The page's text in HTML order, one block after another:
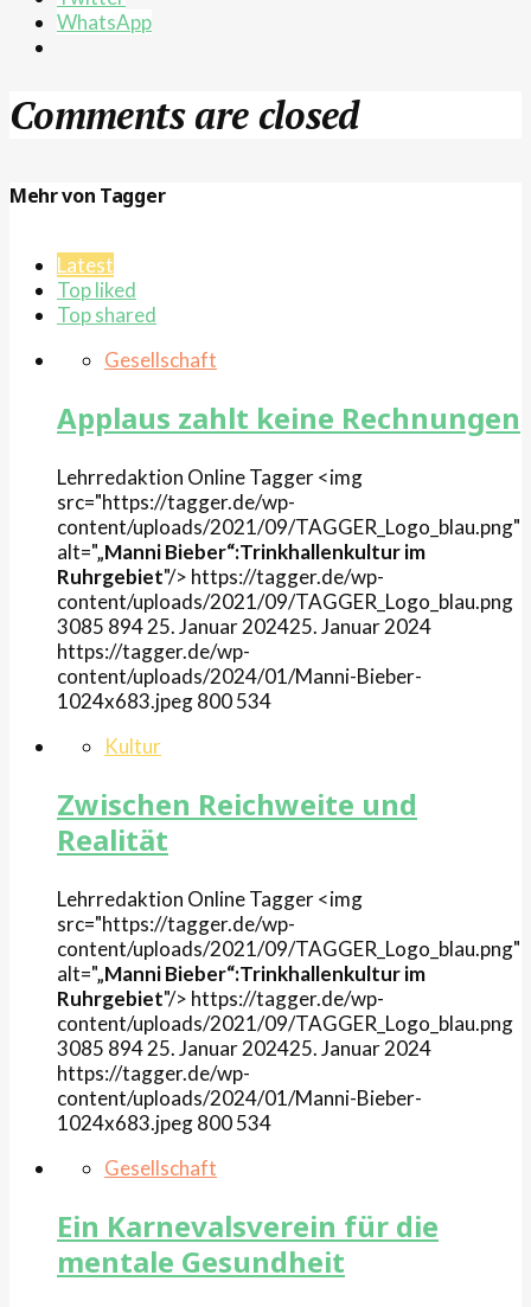
WhatsApp
Comments are closed
Mehr von Tagger
Latest
Top liked
Top shared
Gesellschaft
Applaus zahlt keine Rechnungen
Lehrredaktion OnlineTagger<img
src="https://tagger.de/wp-
content/uploads/2021/09/TAGGER_Logo_blau.png"
alt="„Manni Bieber“:Trinkhallenkultur im
Ruhrgebiet"/> https://tagger.de/wp-
content/uploads/2021/09/TAGGER_Logo_blau.png
3085 89425. Januar 202425. Januar 2024
https://tagger.de/wp-
content/uploads/2024/01/Manni-Bieber-
1024x683.jpeg800534
Kultur
Zwischen Reichweite und
Realität
Lehrredaktion OnlineTagger<img
src="https://tagger.de/wp-
content/uploads/2021/09/TAGGER_Logo_blau.png"
alt="„Manni Bieber“:Trinkhallenkultur im
Ruhrgebiet"/> https://tagger.de/wp-
content/uploads/2021/09/TAGGER_Logo_blau.png
3085 89425. Januar 202425. Januar 2024
https://tagger.de/wp-
content/uploads/2024/01/Manni-Bieber-
1024x683.jpeg800534
Gesellschaft
Ein Karnevalsverein für die
mentale Gesundheit